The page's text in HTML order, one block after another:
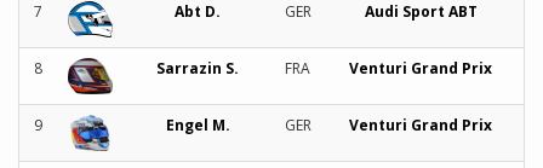
7 Abt D. GER Audi Sport ABT
8 Sarrazin S. FRA Venturi Grand Prix
9 Engel M. GER Venturi Grand Prix